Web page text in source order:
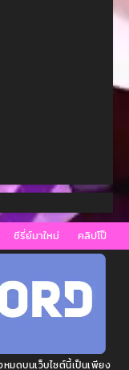
2022
2022
ซีรี่ย์มาใหม่ คลิปโป๊
หมดบนเว็บไซต์นี้เป็นเพียง